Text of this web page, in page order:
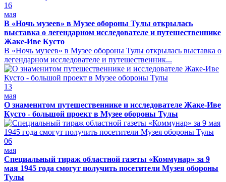
16
мая
В «Ночь музеев» в Музее обороны Тулы открылась
выставка о легендарном исследователе и путешественнике
Жаке-Иве Кусто
В «Ночь музеев» в Музее обороны Тулы открылась выставка о
легендарном исследователе и путешественник...
13
мая
О знаменитом путешественнике и исследователе Жаке-Иве
Кусто - большой проект в Музее обороны Тулы
06
мая
Специальный тираж областной газеты «Коммунар» за 9
мая 1945 года смогут получить посетители Музея обороны
Тулы